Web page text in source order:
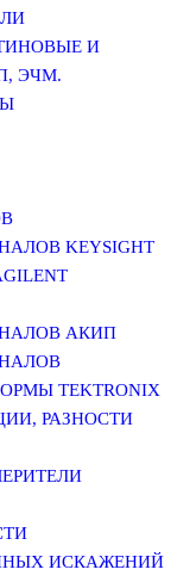
И
ЭЧМ.
KEYSIGHT
АКИП
TEKTRONIX
РАЗНОСТИ
ИСКАЖЕНИЙ